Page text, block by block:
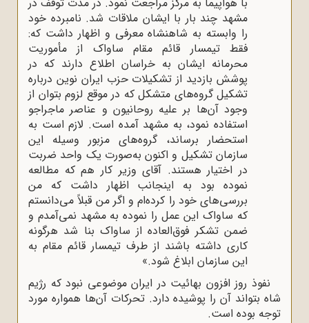
مشهد چند بار با ایشان ملاقات شد. نامبرده خود
را وابسته به شاهنشاه معرفی و اظهار داشت که:
فقط تیمسار قائم مقام ساواک از مأموریت
محرمانه ایشان به خراسان اطلاع دارند که در
پوشش بازدید از تشکیلات حزب ایران نوین درباره
تشکیل گروه‌های متشکل که در موقع لزوم بتوان از
وجود آن‌ها بر علیه روحانیون و عناصر ماجراجو
استفاده نمود، به مشهد آمده است. لازم است به
استحضار برساند، گروه‌های مزبور وسیله این
سازمان تشکیل و اکنون به‌صورت یک واحد ضربت
در اختیار هستند. آقای وزیر کار هم که مطالعه
نموده بود به اینجانب اظهار داشت که من
بررسی‌های خود را کرده‌ام و اگر من قبلاً می‌دانستم
که ساواک این عمل را نموده به مشهد نمی‌آمدم و
ضمن تشکر فوق‌العاده از ساواک بنا شد هرگونه
کاری داشته باشند از طرف تیمسار قائم مقام به
این سازمان ابلاغ شود.»
نفوذ روز افزون بهائیت در ایران موضوعی نبود که رژیم
شاه بتواند آن را پوشیده دارد. تحرکات آن‌ها همواره مورد
توجه بوده است.